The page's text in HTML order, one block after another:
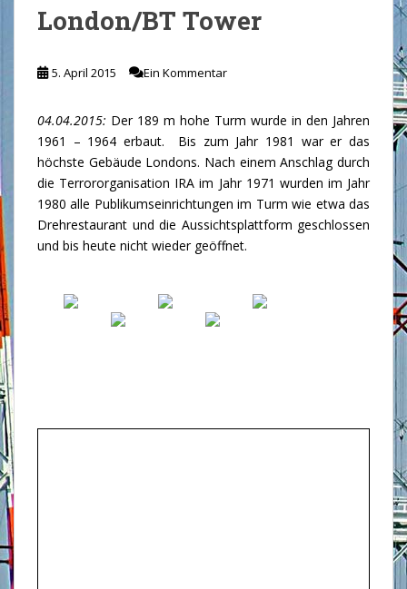
London/BT Tower
5. April 2015 Ein Kommentar
04.04.2015: Der 189 m hohe Turm wurde in den Jahren
1961 – 1964 erbaut. Bis zum Jahr 1981 war er das
höchste Gebäude Londons. Nach einem Anschlag durch
die Terrororganisation IRA im Jahr 1971 wurden im Jahr
1980 alle Publikumseinrichtungen im Turm wie etwa das
Drehrestaurant und die Aussichtsplattform geschlossen
und bis heute nicht wieder geöffnet.